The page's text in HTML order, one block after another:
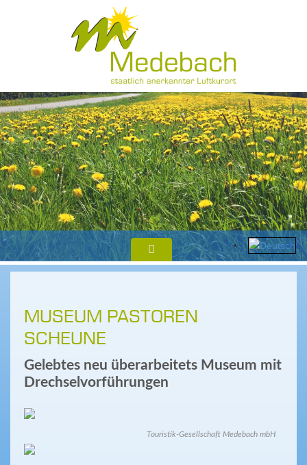
MUSEUM PASTOREN
SCHEUNE
Gelebtes neu überarbeitets Museum mit
Drechselvorführungen
Touristik-Gesellschaft Medebach mbH